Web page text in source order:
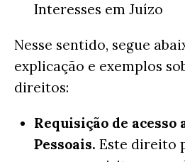
Interesses em Juízo
Nesse sentido, segue
explicação e exemplos
direitos:
Requisição de acesso
Pessoais. Este direito